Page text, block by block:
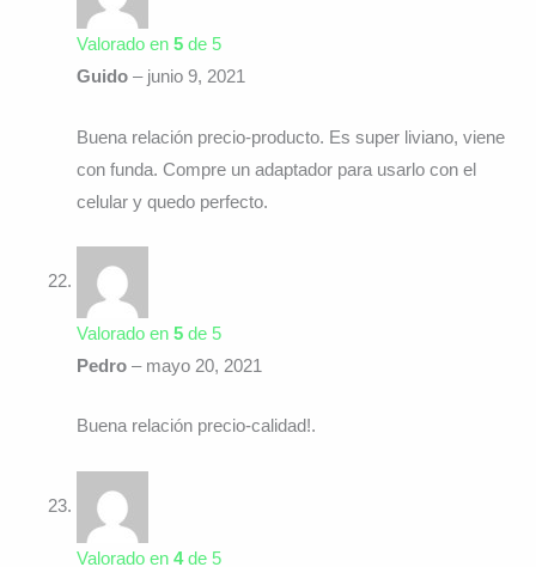
Valorado en 5de 5
Guido – junio 9, 2021
Buena relación precio-producto. Es super liviano, viene
con funda. Compre un adaptador para usarlo con el
celular y quedo perfecto.
Valorado en 5de 5
Pedro – mayo 20, 2021
Buena relación precio-calidad!.
Valorado en 4de 5